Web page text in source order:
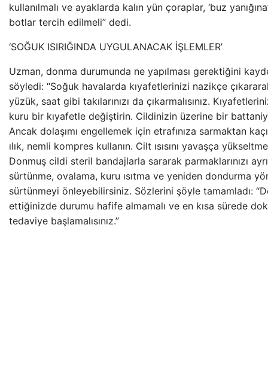
kullanılmalı ve ayaklarda kalın yün çoraplar, ‘buz
botlar tercih edilmeli” dedi.
‘SOĞUK ISIRIĞINDA UYGULANACAK İŞLEMLER’
Uzman, donma durumunda ne yapılması gerektiğini
söyledi: “Soğuk havalarda kıyafetlerinizi nazikçe
yüzük, saat gibi takılarınızı da çıkarmalısınız.
kuru bir kıyafetle değiştirin. Cildinizin üzerine bir
Ancak dolaşımı engellemek için etrafınıza sarmaktan
ılık, nemli kompres kullanın. Cilt ısısını yavaşça
Donmuş cildi steril bandajlarla sararak parmaklarınızı
sürtünme, ovalama, kuru ısıtma ve yeniden dondurma
sürtünmeyi önleyebilirsiniz. Sözlerini şöyle tamamladı:
ettiğinizde durumu hafife almamalı ve en kısa sürede
tedaviye başlamalısınız.”